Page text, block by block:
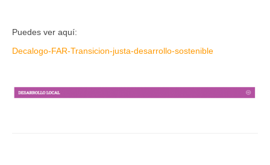
Puedes ver aquí:
Decalogo-FAR-Transicion-justa-desarrollo-sostenible